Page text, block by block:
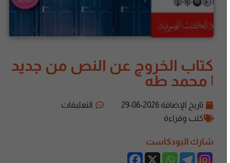
كتاب الخروج عن النص من جديد
| محمد طه
تاريخ الإضافة2026-06-29
التعليقات
كتب وقراءة
شارك البودكاست